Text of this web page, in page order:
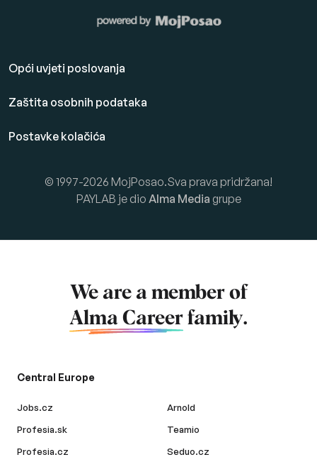
Opći uvjeti poslovanja
Zaštita osobnih podataka
Postavke kolačića
© 1997-2026 MojPosao.Sva prava pridržana!
PAYLAB je dio Alma Media grupe
We are a member of
Alma Career family.
Central Europe
Jobs.cz
Profesia.sk
Profesia.cz
Arnold
Teamio
Seduo.cz